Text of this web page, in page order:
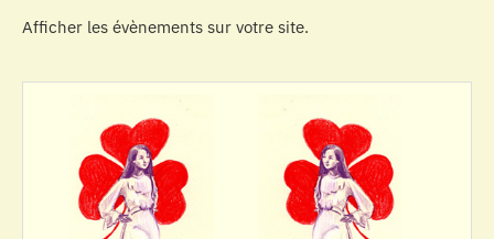
Afficher les évènements sur votre site.